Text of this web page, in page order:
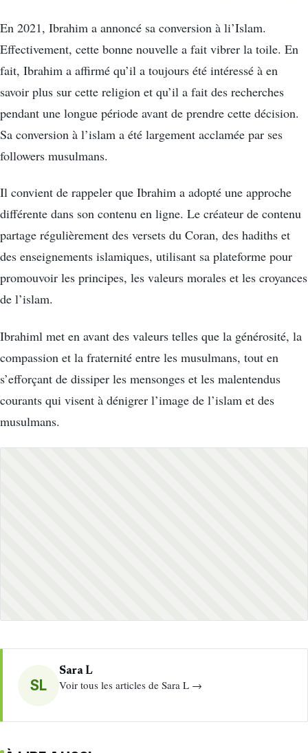
En 2021, Ibrahim a annoncé sa conversion à li’Islam.
Effectivement, cette bonne nouvelle a fait vibrer la toile. En
fait, Ibrahim a affirmé qu’il a toujours été intéressé à en
savoir plus sur cette religion et qu’il a fait des recherches
pendant une longue période avant de prendre cette décision.
Sa conversion à l’islam a été largement acclamée par ses
followers musulmans.
Il convient de rappeler que Ibrahim a adopté une approche
différente dans son contenu en ligne. Le créateur de contenu
partage régulièrement des versets du Coran, des hadiths et
des enseignements islamiques, utilisant sa plateforme pour
promouvoir les principes, les valeurs morales et les croyances
de l’islam.
Ibrahiml met en avant des valeurs telles que la générosité, la
compassion et la fraternité entre les musulmans, tout en
s’efforçant de dissiper les mensonges et les malentendus
courants qui visent à dénigrer l’image de l’islam et des
musulmans.
SL
Sara L
Voir tous les articles de Sara L →